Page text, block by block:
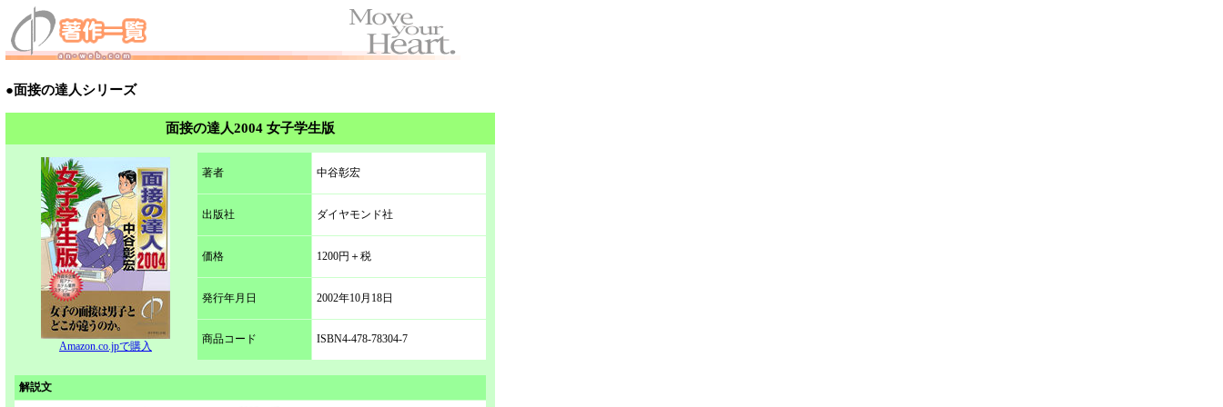
●面接の達人シリーズ
面接の達人2004 女子学生版
Amazon.co.jpで購入
著者 中谷彰宏
出版社 ダイヤモンド社
価格 1200円＋税
発行年月日 2002年10月18日
商品コード ISBN4-478-78304-7
解説文